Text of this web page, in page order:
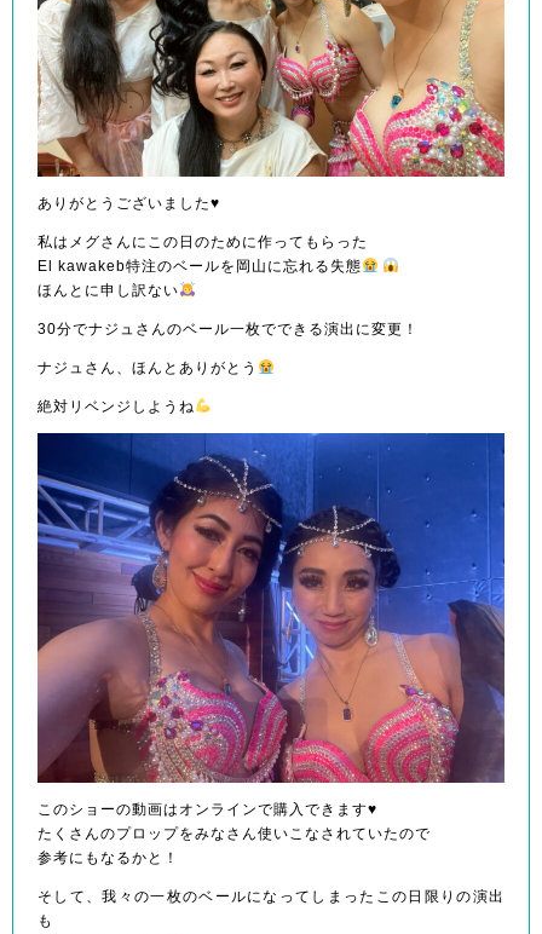
ありがとうございました♥️
私はメグさんにこの日のために作ってもらった
El kawakeb特注のベールを岡山に忘れる失態
ほんとに申し訳ない
30分でナジュさんのベール一枚でできる演出に変更！
ナジュさん、ほんとありがとう
絶対リベンジしようね
このショーの動画はオンラインで購入できます♥️
たくさんのプロップをみなさん使いこなされていたので
参考にもなるかと！
そして、我々の一枚のベールになってしまったこの日限りの演出
も